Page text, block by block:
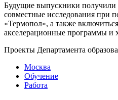
Будущие выпускники получили
совместные исследования при
«Термопол», а также
акселерационные программы и
Проекты Департамента
Москва
Обучение
Работа